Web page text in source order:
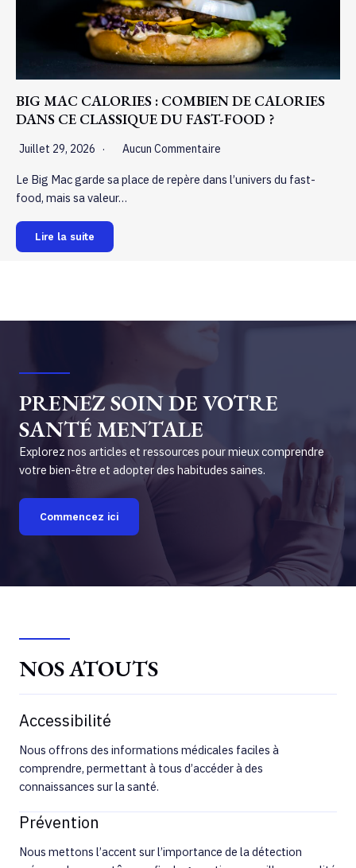
BIG MAC CALORIES : COMBIEN DE CALORIES
DANS CE CLASSIQUE DU FAST-FOOD ?
Juillet 29, 2026 Aucun Commentaire
Le Big Mac garde sa place de repère dans l’univers du fast-
food, mais sa valeur…
Lire la suite
PRENEZ SOIN DE VOTRE
SANTÉ MENTALE
Explorez nos articles et ressources pour mieux comprendre
votre bien-être et adopter des habitudes saines.
Commencez ici
NOS ATOUTS
Accessibilité
Nous offrons des informations médicales faciles à
comprendre, permettant à tous d’accéder à des
connaissances sur la santé.
Prévention
Nous mettons l’accent sur l’importance de la détection